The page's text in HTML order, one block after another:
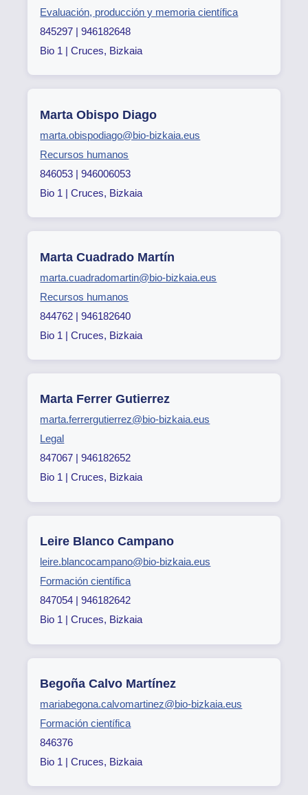
Evaluación, producción y memoria científica
845297 | 946182648
Bio 1 | Cruces, Bizkaia
Marta Obispo Diago
marta.obispodiago@bio-bizkaia.eus
Recursos humanos
846053 | 946006053
Bio 1 | Cruces, Bizkaia
Marta Cuadrado Martín
marta.cuadradomartin@bio-bizkaia.eus
Recursos humanos
844762 | 946182640
Bio 1 | Cruces, Bizkaia
Marta Ferrer Gutierrez
marta.ferrergutierrez@bio-bizkaia.eus
Legal
847067 | 946182652
Bio 1 | Cruces, Bizkaia
Leire Blanco Campano
leire.blancocampano@bio-bizkaia.eus
Formación científica
847054 | 946182642
Bio 1 | Cruces, Bizkaia
Begoña Calvo Martínez
mariabegona.calvomartinez@bio-bizkaia.eus
Formación científica
846376
Bio 1 | Cruces, Bizkaia